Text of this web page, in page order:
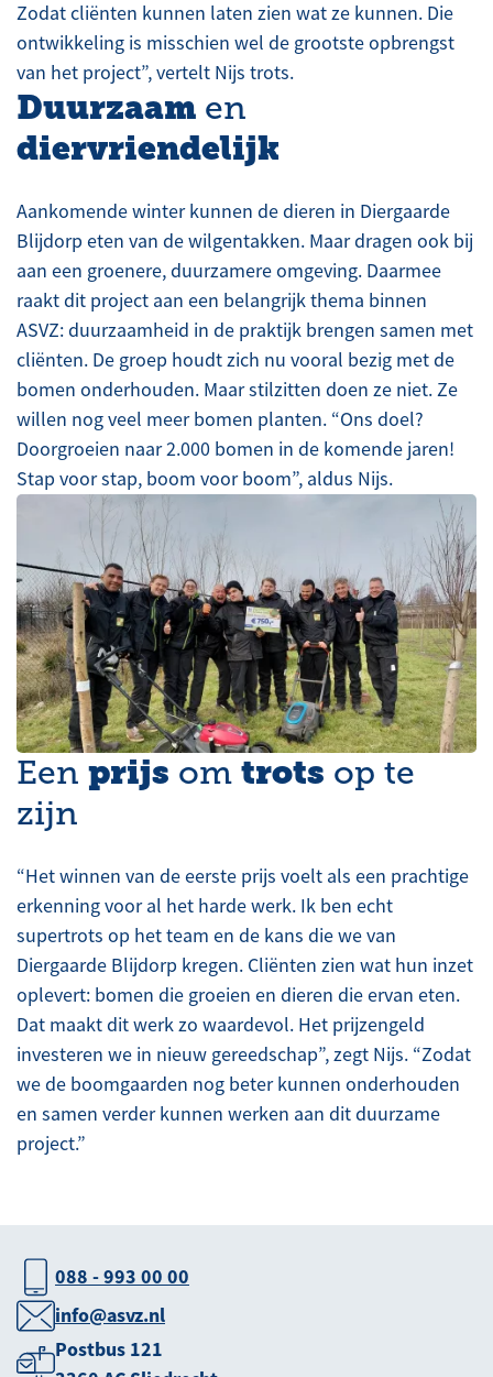
Zodat cliënten kunnen laten zien wat ze kunnen. Die
ontwikkeling is misschien wel de grootste opbrengst
van het project”, vertelt Nijs trots.
Duurzaam en
diervriendelijk
Aankomende winter kunnen de dieren in Diergaarde
Blijdorp eten van de wilgentakken. Maar dragen ook bij
aan een groenere, duurzamere omgeving. Daarmee
raakt dit project aan een belangrijk thema binnen
ASVZ: duurzaamheid in de praktijk brengen samen met
cliënten. De groep houdt zich nu vooral bezig met de
bomen onderhouden. Maar stilzitten doen ze niet. Ze
willen nog veel meer bomen planten. “Ons doel?
Doorgroeien naar 2.000 bomen in de komende jaren!
Stap voor stap, boom voor boom”, aldus Nijs.
Een prijs om trots op te
zijn
“Het winnen van de eerste prijs voelt als een prachtige
erkenning voor al het harde werk. Ik ben echt
supertrots op het team en de kans die we van
Diergaarde Blijdorp kregen. Cliënten zien wat hun inzet
oplevert: bomen die groeien en dieren die ervan eten.
Dat maakt dit werk zo waardevol. Het prijzengeld
investeren we in nieuw gereedschap”, zegt Nijs. “Zodat
we de boomgaarden nog beter kunnen onderhouden
en samen verder kunnen werken aan dit duurzame
project.”
088 - 993 00 00
info@asvz.nl
Postbus 121